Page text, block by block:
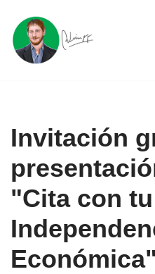
Ir
al
Invitación
"Cita con tu